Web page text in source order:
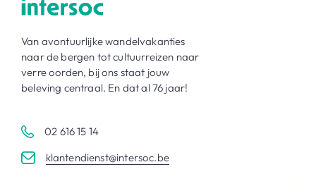
Van avontuurlijke wandelvakanties
naar de bergen tot cultuurreizen naar
verre oorden, bij ons staat jouw
beleving centraal. En dat al 76 jaar!
02 616 15 14
klantendienst@intersoc.be